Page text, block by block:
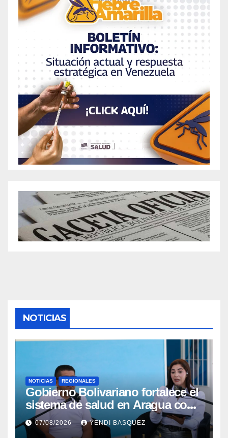
NOTICIAS
NOTICIAS REGIONALES
Gobierno Bolivariano fortalece el
sistema de salud en Aragua con
la reinauguración del CDI La
Mora
07/08/2026 YENDI BASQUEZ